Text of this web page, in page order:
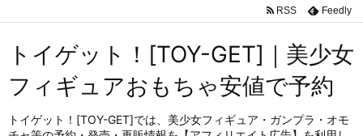
トイゲット！[TOY-GET]｜美少女
フィギュアおもちゃ安値で予約
トイゲット！[TOY-GET]では、美少女フィギュア・ガンプラ・オモ
RSS Feedly